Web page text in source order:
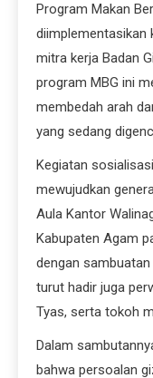
Program Makan
diimplementasikan
mitra kerja Badan
program MBG ini
membedah arah
yang sedang
Kegiatan
mewujudkan
Aula Kantor
Kabupaten Agam
dengan sambuatan
turut hadir juga
Tyas, serta tokoh
Dalam
bahwa persoalan